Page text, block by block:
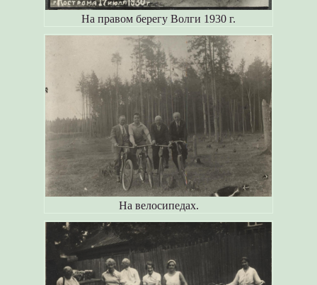
На правом берегу Волги 1930 г.
На велосипедах.